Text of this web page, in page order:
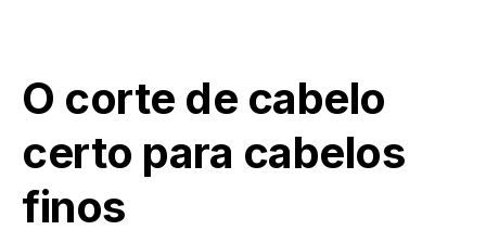
O corte de cabelo
certo para cabelos
finos